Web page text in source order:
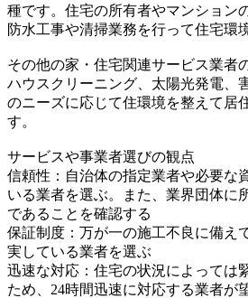
種です。住宅の所有者やマンション
防水工事や清掃業務を行って住宅環
その他の家・住宅関連サービス業者
ハウスクリーニング、太陽光発電、
のニーズに応じて住環境を整えて居
す。
サービスや事業者選びの観点
信頼性：自治体の指定業者や必要な
いる業者を選ぶ。また、業界団体に
であることを確認する
保証制度：万が一の施工不良に備え
実している業者を選ぶ
迅速な対応：住宅の状況によっては
ため、24時間迅速に対応する業者が